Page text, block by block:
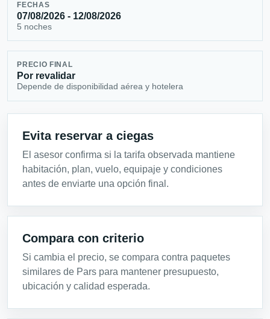
FECHAS
07/08/2026 - 12/08/2026
5 noches
PRECIO FINAL
Por revalidar
Depende de disponibilidad aérea y hotelera
Evita reservar a ciegas
El asesor confirma si la tarifa observada mantiene
habitación, plan, vuelo, equipaje y condiciones
antes de enviarte una opción final.
Compara con criterio
Si cambia el precio, se compara contra paquetes
similares de Pars para mantener presupuesto,
ubicación y calidad esperada.